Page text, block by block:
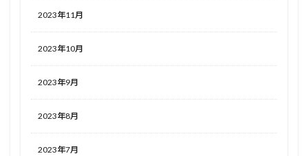
2023年11月
2023年10月
2023年9月
2023年8月
2023年7月